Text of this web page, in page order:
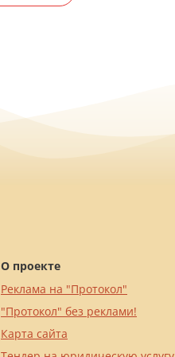
О проекте
Реклама на "Протокол"
"Протокол" без реклами!
Карта сайта